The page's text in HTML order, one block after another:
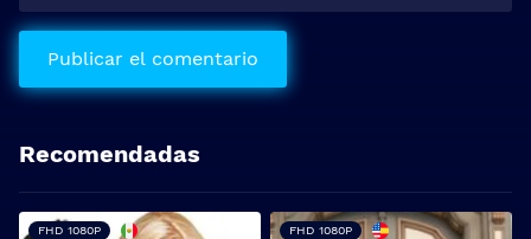
Recomendadas
FHD 1080P FHD 1080P